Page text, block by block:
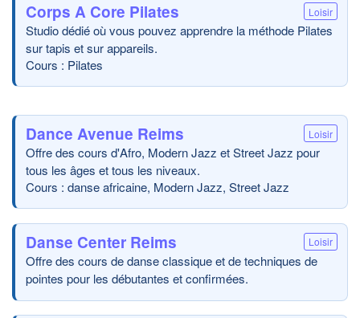
Corps A Core Pilates Loisir
Studio dédié où vous pouvez apprendre la méthode Pilates
sur tapis et sur appareils.
Cours : Pilates
Dance Avenue Reims Loisir
Offre des cours d'Afro, Modern Jazz et Street Jazz pour
tous les âges et tous les niveaux.
Cours : danse africaine, Modern Jazz, Street Jazz
Danse Center Reims Loisir
Offre des cours de danse classique et de techniques de
pointes pour les débutantes et confirmées.